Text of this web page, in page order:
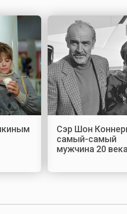
Сэр Шон
самый-самый
мужчина 20 века